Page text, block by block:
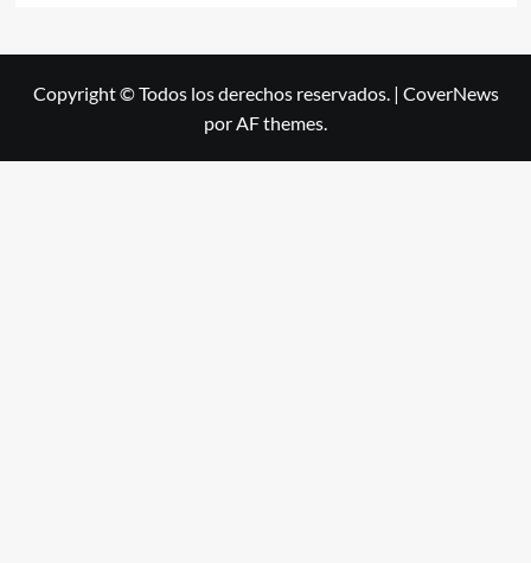
Copyright © Todos los derechos reservados. | CoverNews
por AF themes.